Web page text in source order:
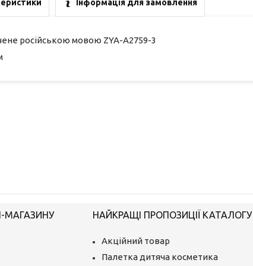
Інформація для замовлення
російською мовою ZYA-A2759-3
МАГАЗИНУ НАЙКРАЩІ ПРОПОЗИЦІЇ КАТАЛОГУ
Акційний товар
Палетка дитяча косметика